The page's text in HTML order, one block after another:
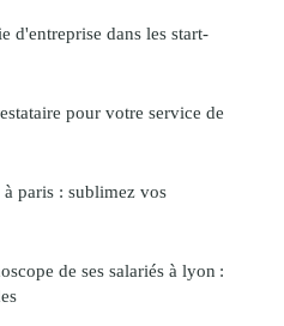
d'entreprise dans les start-
pour votre service de
paris : sublimez vos
de ses salariés à lyon :